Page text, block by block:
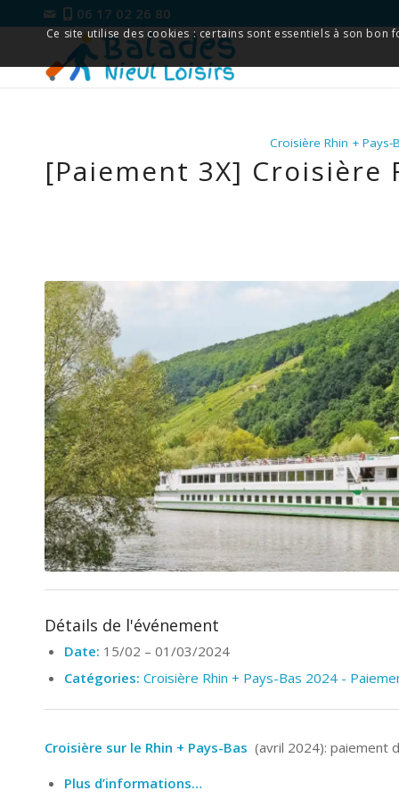
06 17 02 26 80
Croisière Rhin +
[Paiement 3X] Croisière
Détails de l'événement
Date: 15/02 – 01/03/2024
Catégories: Croisière Rhin + Pays-Bas 2024 -
Croisière sur le Rhin + Pays-Bas (avril 2024): paiement
Plus d’informations…
Ce site utilise des cookies : certains sont essentiels à son